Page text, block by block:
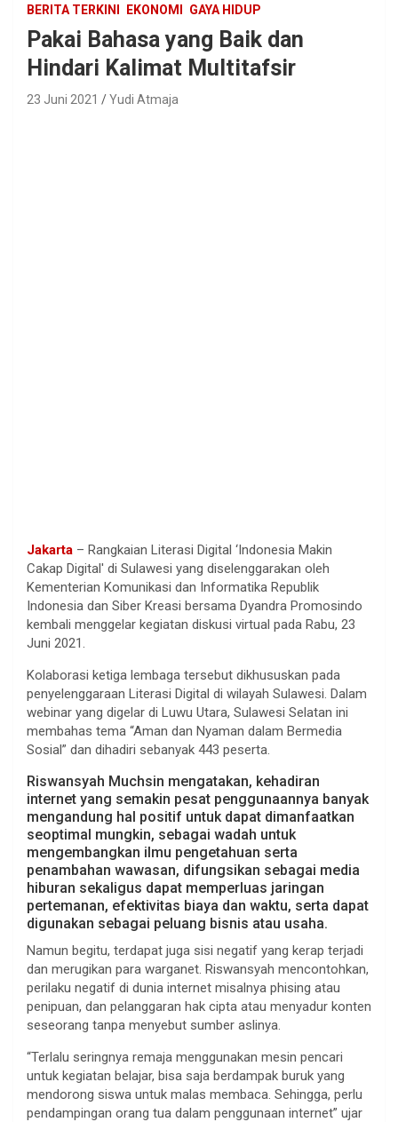
BERITA TERKINI EKONOMI GAYA HIDUP
Pakai Bahasa yang Baik dan
Hindari Kalimat Multitafsir
23 Juni 2021 Yudi Atmaja
Jakarta – Rangkaian Literasi Digital ‘Indonesia Makin
Cakap Digital' di Sulawesi yang diselenggarakan oleh
Kementerian Komunikasi dan Informatika Republik
Indonesia dan Siber Kreasi bersama Dyandra Promosindo
kembali menggelar kegiatan diskusi virtual pada Rabu, 23
Juni 2021.
Kolaborasi ketiga lembaga tersebut dikhususkan pada
penyelenggaraan Literasi Digital di wilayah Sulawesi. Dalam
webinar yang digelar di Luwu Utara, Sulawesi Selatan ini
membahas tema “Aman dan Nyaman dalam Bermedia
Sosial” dan dihadiri sebanyak 443 peserta.
Riswansyah Muchsin mengatakan, kehadiran
internet yang semakin pesat penggunaannya banyak
mengandung hal positif untuk dapat dimanfaatkan
seoptimal mungkin, sebagai wadah untuk
mengembangkan ilmu pengetahuan serta
penambahan wawasan, difungsikan sebagai media
hiburan sekaligus dapat memperluas jaringan
pertemanan, efektivitas biaya dan waktu, serta dapat
digunakan sebagai peluang bisnis atau usaha.
Namun begitu, terdapat juga sisi negatif yang kerap terjadi
dan merugikan para warganet. Riswansyah mencontohkan,
perilaku negatif di dunia internet misalnya phising atau
penipuan, dan pelanggaran hak cipta atau menyadur konten
seseorang tanpa menyebut sumber aslinya.
“Terlalu seringnya remaja menggunakan mesin pencari
untuk kegiatan belajar, bisa saja berdampak buruk yang
mendorong siswa untuk malas membaca. Sehingga, perlu
pendampingan orang tua dalam penggunaan internet” ujar